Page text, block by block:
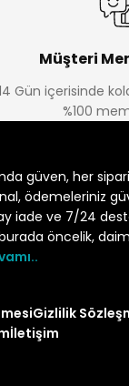
Müşteri
Gün içerisinde
%100
güven, her
ödemeleriniz
iade ve 7/24
burada öncelik,
Gizlilik
İletişim